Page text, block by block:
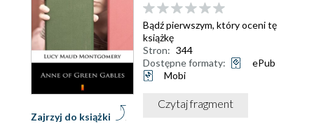
Zajrzyj do książki
Bądź pierwszym, który oceni tę
książkę
Stron: 344
Dostępne formaty:
ePub
Mobi
Czytaj fragment